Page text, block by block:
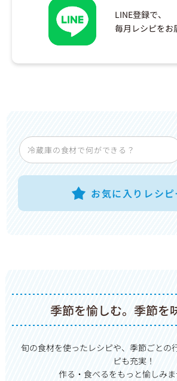
LINE登録で、
毎月レシピをお
お気に入りレシ
季節を愉しむ。季節を
旬の食材を使ったレシピや、季節ごとの
ピも充実！
作る・食べるをもっと愉しみ